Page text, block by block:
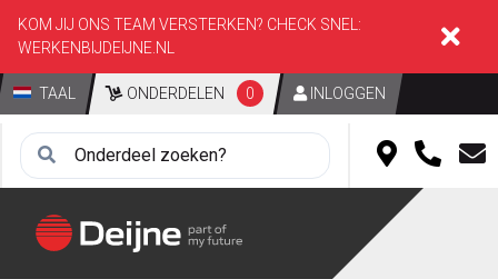
KOM JIJ ONS TEAM VERSTERKEN? CHECK SNEL:
WERKENBIJDEIJNE.NL
TAAL ONDERDELEN 0 INLOGGEN